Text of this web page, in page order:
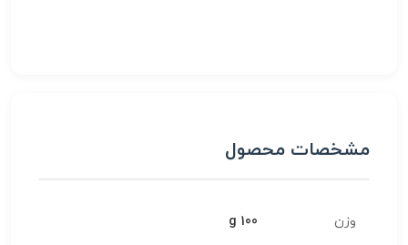
مشخصات محصول
وزن 100 g